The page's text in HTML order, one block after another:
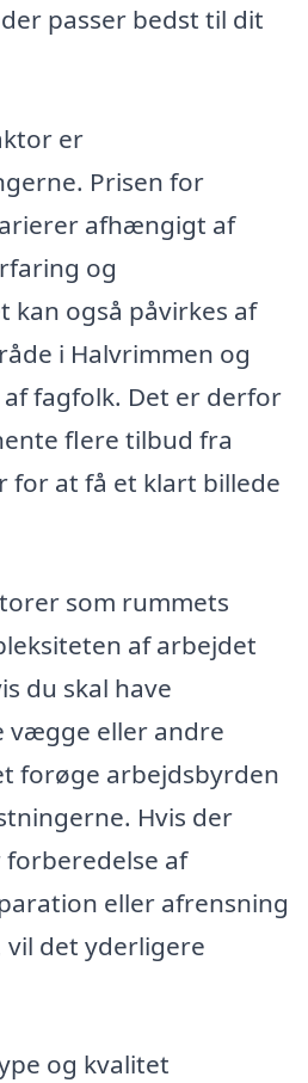
passer bedst til dit
er
Prisen for
afhængigt af
og
kan også påvirkes af
i Halvrimmen og
fagfolk. Det er derfor
flere tilbud fra
for at få et klart billede
som rummets
af arbejdet
du skal have
vægge eller andre
forøge arbejdsbyrden
Hvis der
af
eller afrensning
det yderligere
og kvalitet